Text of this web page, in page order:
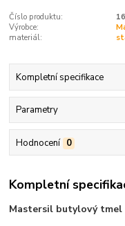
Číslo produktu:
Výrobce:
materiál:
Kompletní specifikace
Parametry
Hodnocení 0
Kompletní
Mastersil butylový tmel